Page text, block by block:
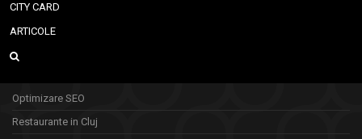
CITY CARD
ARTICOLE
Optimizare SEO
Restaurante in Cluj